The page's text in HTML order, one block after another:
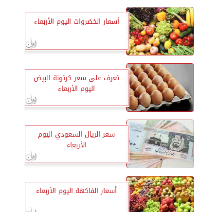
أسعار الخضروات اليوم الأربعاء
تعرف على سعر كرتونة البيض
اليوم الأربعاء
سعر الريال السعودي اليوم
الأربعاء
أسعار الفاكهة اليوم الأربعاء